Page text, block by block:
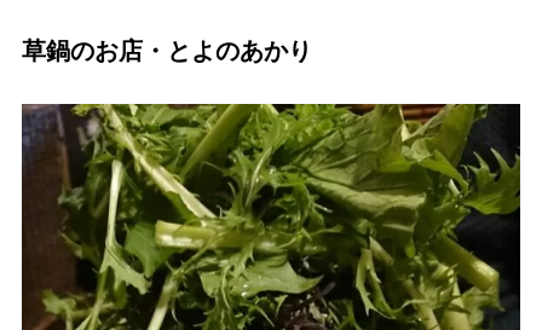
草鍋のお店・とよのあかり